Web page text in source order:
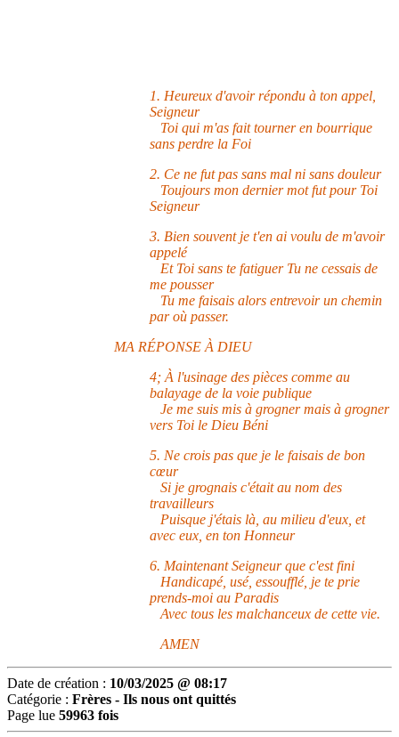
1. Heureux d'avoir répondu à ton appel,
Seigneur
Toi qui m'as fait tourner en bourrique
sans perdre la Foi
2. Ce ne fut pas sans mal ni sans douleur
Toujours mon dernier mot fut pour Toi
Seigneur
3. Bien souvent je t'en ai voulu de m'avoir
appelé
Et Toi sans te fatiguer Tu ne cessais de
me pousser
Tu me faisais alors entrevoir un chemin
par où passer.
MA RÉPONSE À DIEU
4; À l'usinage des pièces comme au
balayage de la voie publique
Je me suis mis à grogner mais à grogner
vers Toi le Dieu Béni
5. Ne crois pas que je le faisais de bon
cœur
Si je grognais c'était au nom des
travailleurs
Puisque j'étais là, au milieu d'eux, et
avec eux, en ton Honneur
6. Maintenant Seigneur que c'est fini
Handicapé, usé, essoufflé, je te prie
prends-moi au Paradis
Avec tous les malchanceux de cette vie.
AMEN
Date de création : 10/03/2025 @ 08:17
Catégorie : Frères - Ils nous ont quittés
Page lue 59963 fois